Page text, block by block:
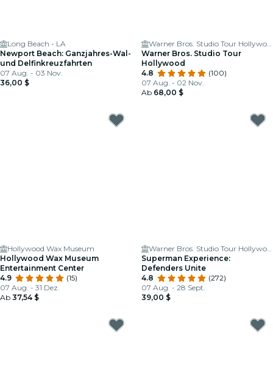
Long Beach - LA
Newport Beach: Ganzjahres-Wal-
und Delfinkreuzfahrten
07 Aug. - 03 Nov.
36,00 $
Warner Bros. Studio Tour Hollywood
Warner Bros. Studio Tour
Hollywood
4.8
(100)
07 Aug. - 02 Nov.
Ab 68,00 $
Hollywood Wax Museum
Hollywood Wax Museum
Entertainment Center
4.9
(15)
07 Aug. - 31 Dez.
Ab 37,54 $
Warner Bros. Studio Tour Hollywood
Superman Experience:
Defenders Unite
4.8
(272)
07 Aug. - 28 Sept.
39,00 $